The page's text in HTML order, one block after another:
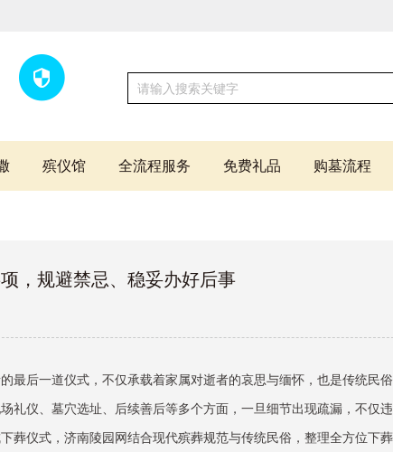
殡仪馆 全流程服务 免费礼品 购墓流程
，规避禁忌、稳妥办好后事
最后一道仪式，不仅承载着家属对逝者的哀思与缅怀，也是传统民
礼仪、墓穴选址、后续善后等多个方面，一旦细节出现疏漏，不仅
葬仪式， 济南陵园网结合现代殡葬规范与传统民俗，整理全方位下